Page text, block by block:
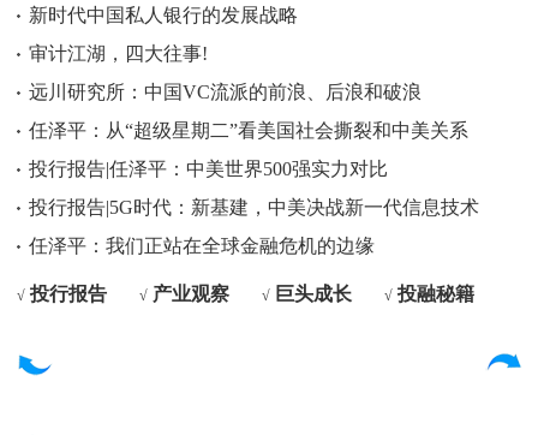
新时代中国私人银行的发展战略
审计江湖，四大往事!
远川研究所：中国VC流派的前浪、后浪和破浪
任泽平：从“超级星期二”看美国社会撕裂和中美关系
投行报告|任泽平：中美世界500强实力对比
投行报告|5G时代：新基建，中美决战新一代信息技术
任泽平：我们正站在全球金融危机的边缘
√ 投行报告 √ 产业观察 √ 巨头成长 √ 投融秘籍